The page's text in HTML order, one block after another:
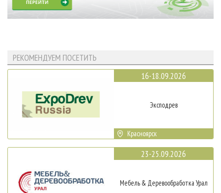
РЕКОМЕНДУЕМ ПОСЕТИТЬ
16-18.09.2026
Эксподрев
Красноярск
23-25.09.2026
Мебель & Деревообработка Урал